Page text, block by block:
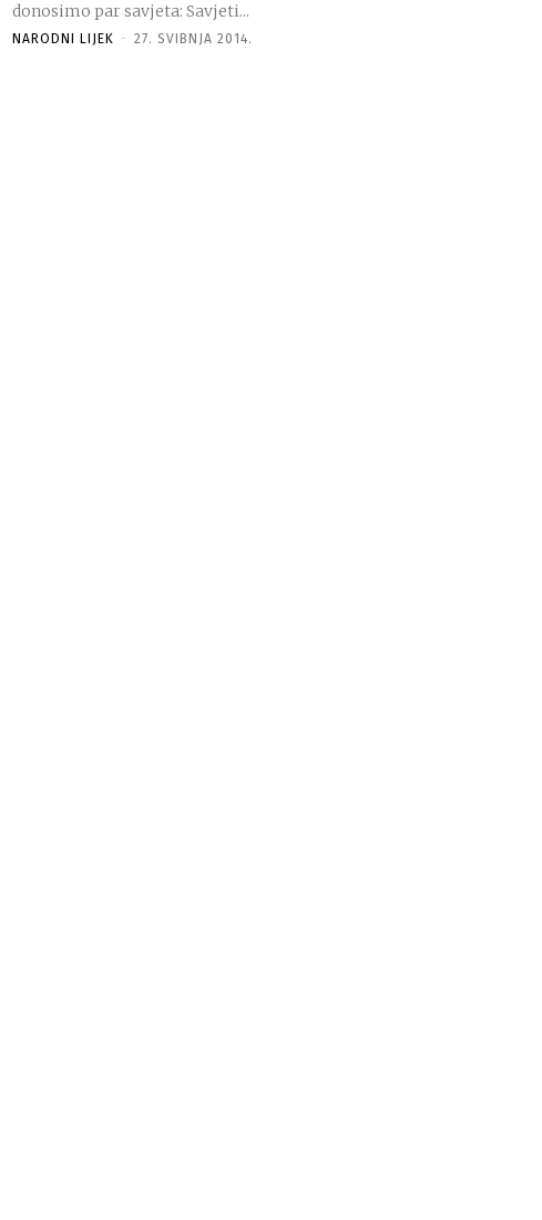
donosimo par savjeta: Savjeti...
NARODNI LIJEK - 27. SVIBNJA 2014.